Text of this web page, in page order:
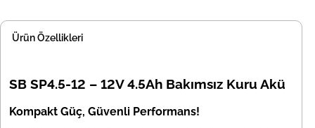
Ürün Özellikleri
SB SP4.5-12 – 12V 4.5Ah Bakımsız Kuru Akü
Kompakt Güç, Güvenli Performans!